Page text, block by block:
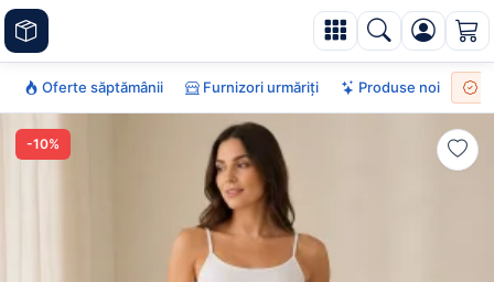
Oferte săptămânii Furnizori urmăriți Produse noi
-10%